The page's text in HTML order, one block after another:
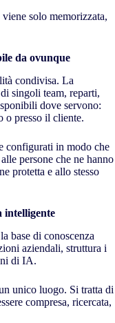
solo memorizzata,
da ovunque
condivisa. La
singoli team, reparti,
dove servono:
o presso il cliente.
configurati in modo che
persone che ne hanno
protetta e allo stesso
intelligente
base di conoscenza
aziendali, struttura i
di IA.
unico luogo. Si tratta di
compresa, ricercata,